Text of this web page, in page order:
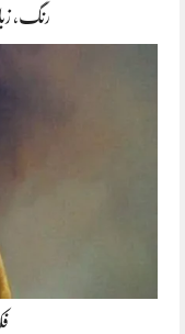
رنگ،